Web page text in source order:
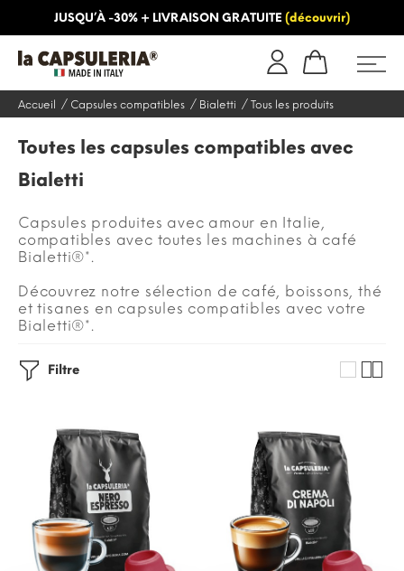
JUSQU’À -30% + LIVRAISON GRATUITE (découvrir)
Accueil Capsules compatibles Bialetti Tous les produits
Toutes les capsules compatibles avec
Bialetti
Capsules produites avec amour en Italie,
compatibles avec toutes les machines à café
Bialetti®*.
Découvrez notre sélection de café, boissons, thé
et tisanes en capsules compatibles avec votre
Bialetti®*.
Filtre